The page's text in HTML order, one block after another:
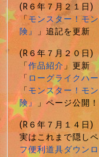
(R６年７月２１日)
「モンスター！モ
険』 」追記を更新
(R６年７月２０日)
「作品紹介」更新
「ローグライクハ
「モンスター！モ
険』 」ページ公開！
(R６年７月１４日)
実はこれまで隠し
フ便利道具ダウン